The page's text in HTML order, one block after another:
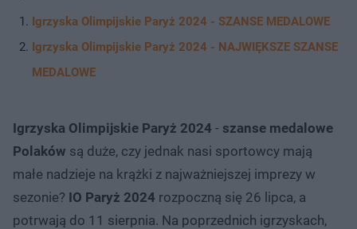
Igrzyska Olimpijskie Paryż 2024 - SZANSE MEDALOWE
Igrzyska Olimpijskie Paryż 2024 - NAJWIĘKSZE SZANSE
MEDALOWE
Igrzyska Olimpijskie Paryż 2024 - szanse medalowe
Polaków są duże, czy jednak nasi sportowcy mają
małe nadzieje na krążki z najważniejszej imprezy w
sezonie? IO Paryż 2024 rozpoczną się 26 lipca, a
potrwają do 11 sierpnia. Na poprzednich igrzyskach,